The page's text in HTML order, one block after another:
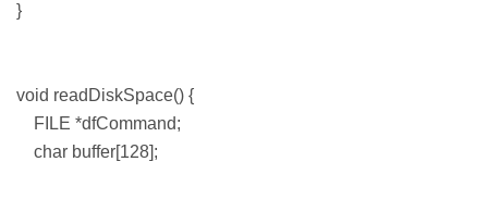
}
void readDiskSpace() {
FILE *dfCommand;
char buffer[128];